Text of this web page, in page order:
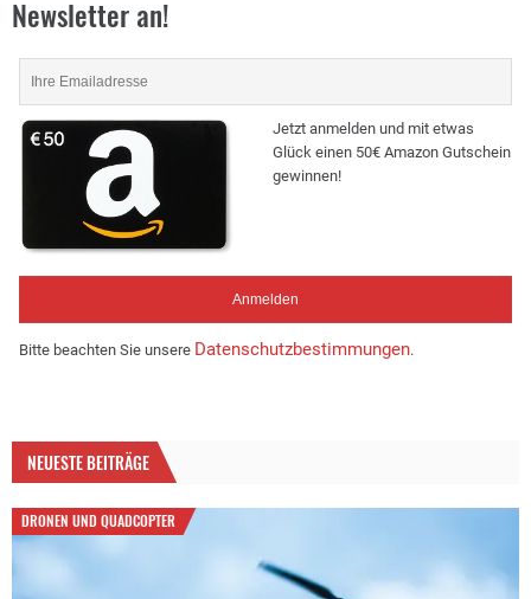
Newsletter an!
Jetzt anmelden und mit etwas
Glück einen 50€ Amazon Gutschein
gewinnen!
Bitte beachten Sie unsere Datenschutzbestimmungen.
NEUESTE BEITRÄGE
DRONEN UND QUADCOPTER